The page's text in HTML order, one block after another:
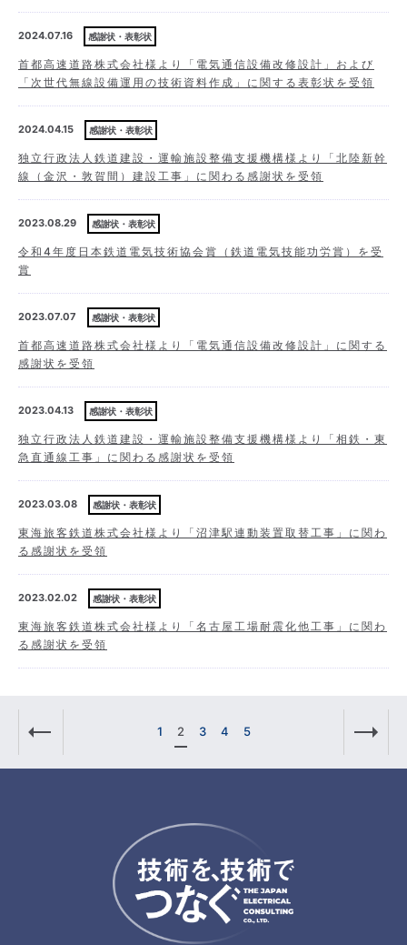
2024.07.16 感謝状・表彰状
首都高速道路株式会社様より「電気通信設備改修設計」および
「次世代無線設備運用の技術資料作成」に関する表彰状を受領
2024.04.15 感謝状・表彰状
独立行政法人鉄道建設・運輸施設整備支援機構様より「北陸新幹
線（金沢・敦賀間）建設工事」に関わる感謝状を受領
2023.08.29 感謝状・表彰状
令和4年度日本鉄道電気技術協会賞（鉄道電気技能功労賞）を受
賞
2023.07.07 感謝状・表彰状
首都高速道路株式会社様より「電気通信設備改修設計」に関する
感謝状を受領
2023.04.13 感謝状・表彰状
独立行政法人鉄道建設・運輸施設整備支援機構様より「相鉄・東
急直通線工事」に関わる感謝状を受領
2023.03.08 感謝状・表彰状
東海旅客鉄道株式会社様より「沼津駅連動装置取替工事」に関わ
る感謝状を受領
2023.02.02 感謝状・表彰状
東海旅客鉄道株式会社様より「名古屋工場耐震化他工事」に関わ
る感謝状を受領
1 2 3 4 5